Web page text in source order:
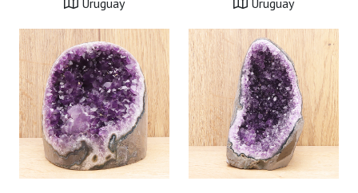
Uruguay Uruguay